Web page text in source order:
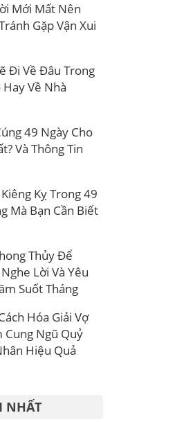
Mới Mất Nên
Gặp Vận Xui
Đi Về Đâu Trong
Hay Về Nhà
49 Ngày Cho
Và Thông Tin
Kỵ Trong 49
Mà Bạn Cần Biết
Thủy Để
Lời Và Yêu
Suốt Tháng
Hóa Giải Vợ
Cung Ngũ Quỷ
Hiệu Quả
NHẤT